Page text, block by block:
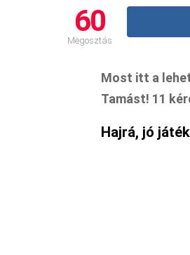
60
Megosztás
Most itt a
Tamást! 11
Hajrá, jó